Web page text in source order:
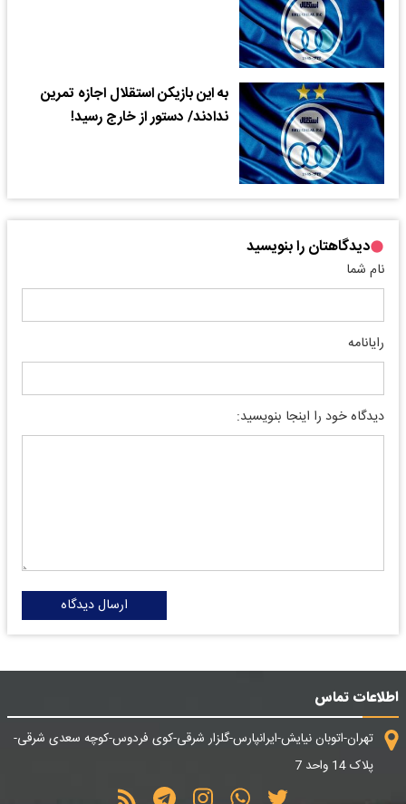
به این بازیکن استقلال اجازه تمرین
ندادند/ دستور از خارج رسید!
دیدگاهتان را بنویسید
نام شما
رایانامه
دیدگاه خود را اینجا بنویسید:
ارسال دیدگاه
اطلاعات تماس
تهران-اتوبان نیایش-ایرانپارس-گلزار شرقی-کوی فردوس-کوچه سعدی شرقی-
پلاک 14 واحد 7